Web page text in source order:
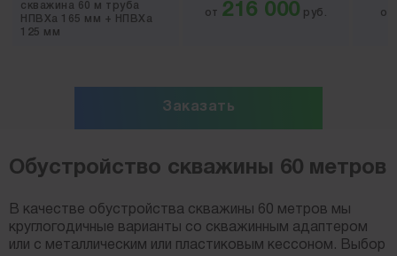
скважина 60 м труба
НПВХа 165 мм + НПВХа
125 мм
от 216 000 руб. от
Заказать
Обустройство скважины 60 метров
В качестве обустройства скважины 60 метров мы
круглогодичные варианты со скважинным адаптером
или с металлическим или пластиковым кессоном. Выбор